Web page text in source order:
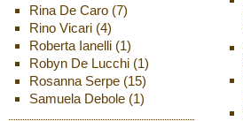
Rina De Caro(7)
Rino Vicari(4)
Roberta Ianelli(1)
Robyn De Lucchi(1)
Rosanna Serpe(15)
Samuela Debole(1)